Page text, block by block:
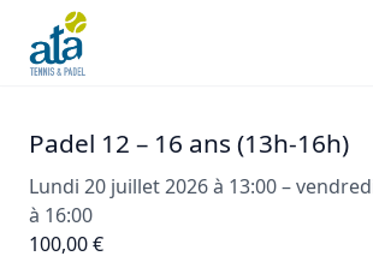
Padel 12 – 16 ans (13h-16h)
Lundi 20 juillet 2026 à 13:00 –
à 16:00
100,00 €